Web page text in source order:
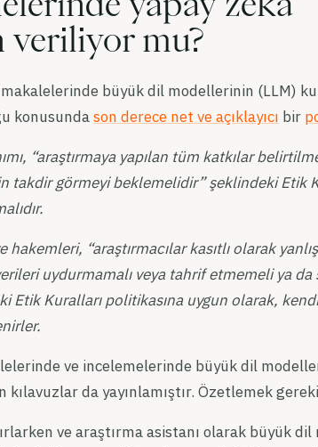
veriliyor mu?
büyük dil modellerinin (LLM)
konusundason derece net ve açıklayıcı bir
“araştırmaya yapılan tüm katkılar
takdir görmeyi beklemelidir” şeklindeki Etik
“araştırmacılar kasıtlı olarak yanlış
uydurmamalı veya tahrif etmemeli ya da
Etik Kuralları politikasına uygun olarak, kendi
ve incelemelerinde büyük dil
kılavuzlar da yayınlamıştır. Özetlemek
ve araştırma asistanı olarak büyük